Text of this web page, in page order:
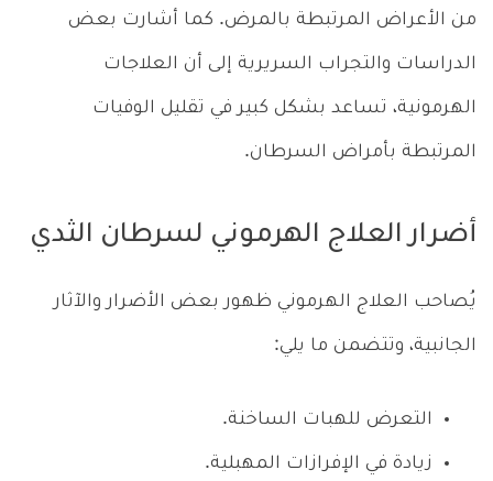
من الأعراض المرتبطة بالمرض. كما أشارت بعض
الدراسات والتجراب السريرية إلى أن العلاجات
الهرمونية، تساعد بشكل كبير في تقليل الوفيات
المرتبطة بأمراض السرطان.
أضرار العلاج الهرموني لسرطان الثدي
يُصاحب العلاج الهرموني ظهور بعض الأضرار والآثار
الجانبية، وتتضمن ما يلي:
التعرض للهبات الساخنة.
زيادة في الإفرازات المهبلية.